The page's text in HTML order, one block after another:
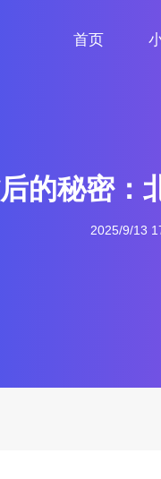
首页
的秘密：
2025/9/13